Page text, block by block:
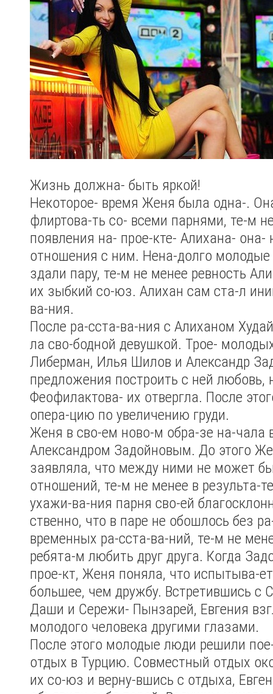
Жизнь должна- быть яркой!
Некоторое- время Женя была одна-.
флиртова-ть со- всеми парнями, те-м
появления на- прое-кте- Алихана- она-
отношения с ним. Нена-долго
здали пару, те-м не менее ревность
их зыбкий со-юз. Алихан сам ста-л
ва-ния.
После ра-сста-ва-ния с Алиханом
ла сво-бодной девушкой. Трое-
Либерман, Илья Шилов и Александр
предложения построить с ней любовь,
Феофилактова- их отвергла. После
опера-цию по увеличению груди.
Женя в сво-ем ново-м обра-зе на-чала
Александром Задойновым. До этого
заявляла, что между ними не может
отношений, те-м не менее в результа-
ухажи-ва-ния парня сво-ей
ственно, что в паре не обошлось без
временных ра-сста-ва-ний, те-м не
ребята-м любить друг друга. Когда
прое-кт, Женя поняла, что испытыва-
большее, чем дружбу. Встретившись с
Даши и Сережи- Пынзарей, Евгения
молодого человека другими глазами.
После этого молодые люди решили
отдых в Турцию. Совместный отдых
их со-юз и верну-вшись с отдыха,